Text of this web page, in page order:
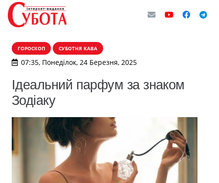
ГОРОСКОП СУБОТНЯ КАВА
07:35, Понеділок, 24 Березня, 2025
Ідеальний парфум за знаком
Зодіаку